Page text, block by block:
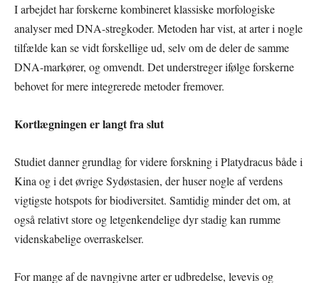
I arbejdet har forskerne kombineret klassiske morfologiske
analyser med DNA-stregkoder. Metoden har vist, at arter i nogle
tilfælde kan se vidt forskellige ud, selv om de deler de samme
DNA-markører, og omvendt. Det understreger ifølge forskerne
behovet for mere integrerede metoder fremover.
Kortlægningen er langt fra slut
Studiet danner grundlag for videre forskning i Platydracus både i
Kina og i det øvrige Sydøstasien, der huser nogle af verdens
vigtigste hotspots for biodiversitet. Samtidig minder det om, at
også relativt store og letgenkendelige dyr stadig kan rumme
videnskabelige overraskelser.
For mange af de navngivne arter er udbredelse, levevis og